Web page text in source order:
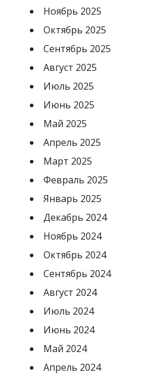
Ноябрь 2025
Октябрь 2025
Сентябрь 2025
Август 2025
Июль 2025
Июнь 2025
Май 2025
Апрель 2025
Март 2025
Февраль 2025
Январь 2025
Декабрь 2024
Ноябрь 2024
Октябрь 2024
Сентябрь 2024
Август 2024
Июль 2024
Июнь 2024
Май 2024
Апрель 2024